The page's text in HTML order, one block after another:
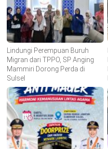
Lindungi Perempuan Buruh
Migran dari TPPO, SP Anging
Mammiri Dorong Perda di
Sulsel